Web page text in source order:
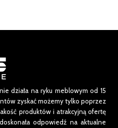
działa na ryku meblowym od 15
zyskać możemy tylko poprzez
produktów i atrakcyjną ofertę
odpowiedź na aktualne